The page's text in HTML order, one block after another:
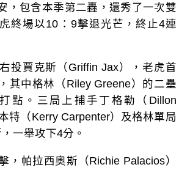
，包含本季第二轟，還秀了一次雙
終場以10：9擊退光芒，終止4連
投賈克斯（Griffin Jax），老虎首
其中格林（Riley Greene）的二壘
點。三局上捕手丁格勒（Dillon
特（Kerry Carpenter）及格林單局
一舉攻下4分。
，帕拉西奧斯（Richie Palacios）